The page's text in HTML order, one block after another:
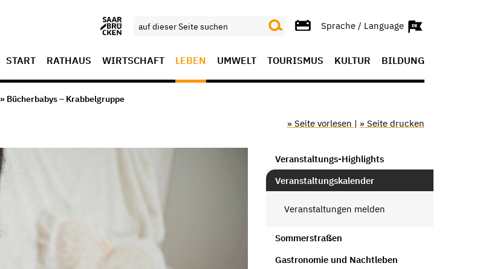
Sprache / Language
START RATHAUS WIRTSCHAFT LEBEN UMWELT TOURISMUS KULTUR BILDUNG
» Bücherbabys – Krabbelgruppe
» Seite vorlesen | » Seite drucken
Veranstaltungs-Highlights
Veranstaltungskalender
Veranstaltungen melden
Sommerstraßen
Gastronomie und Nachtleben